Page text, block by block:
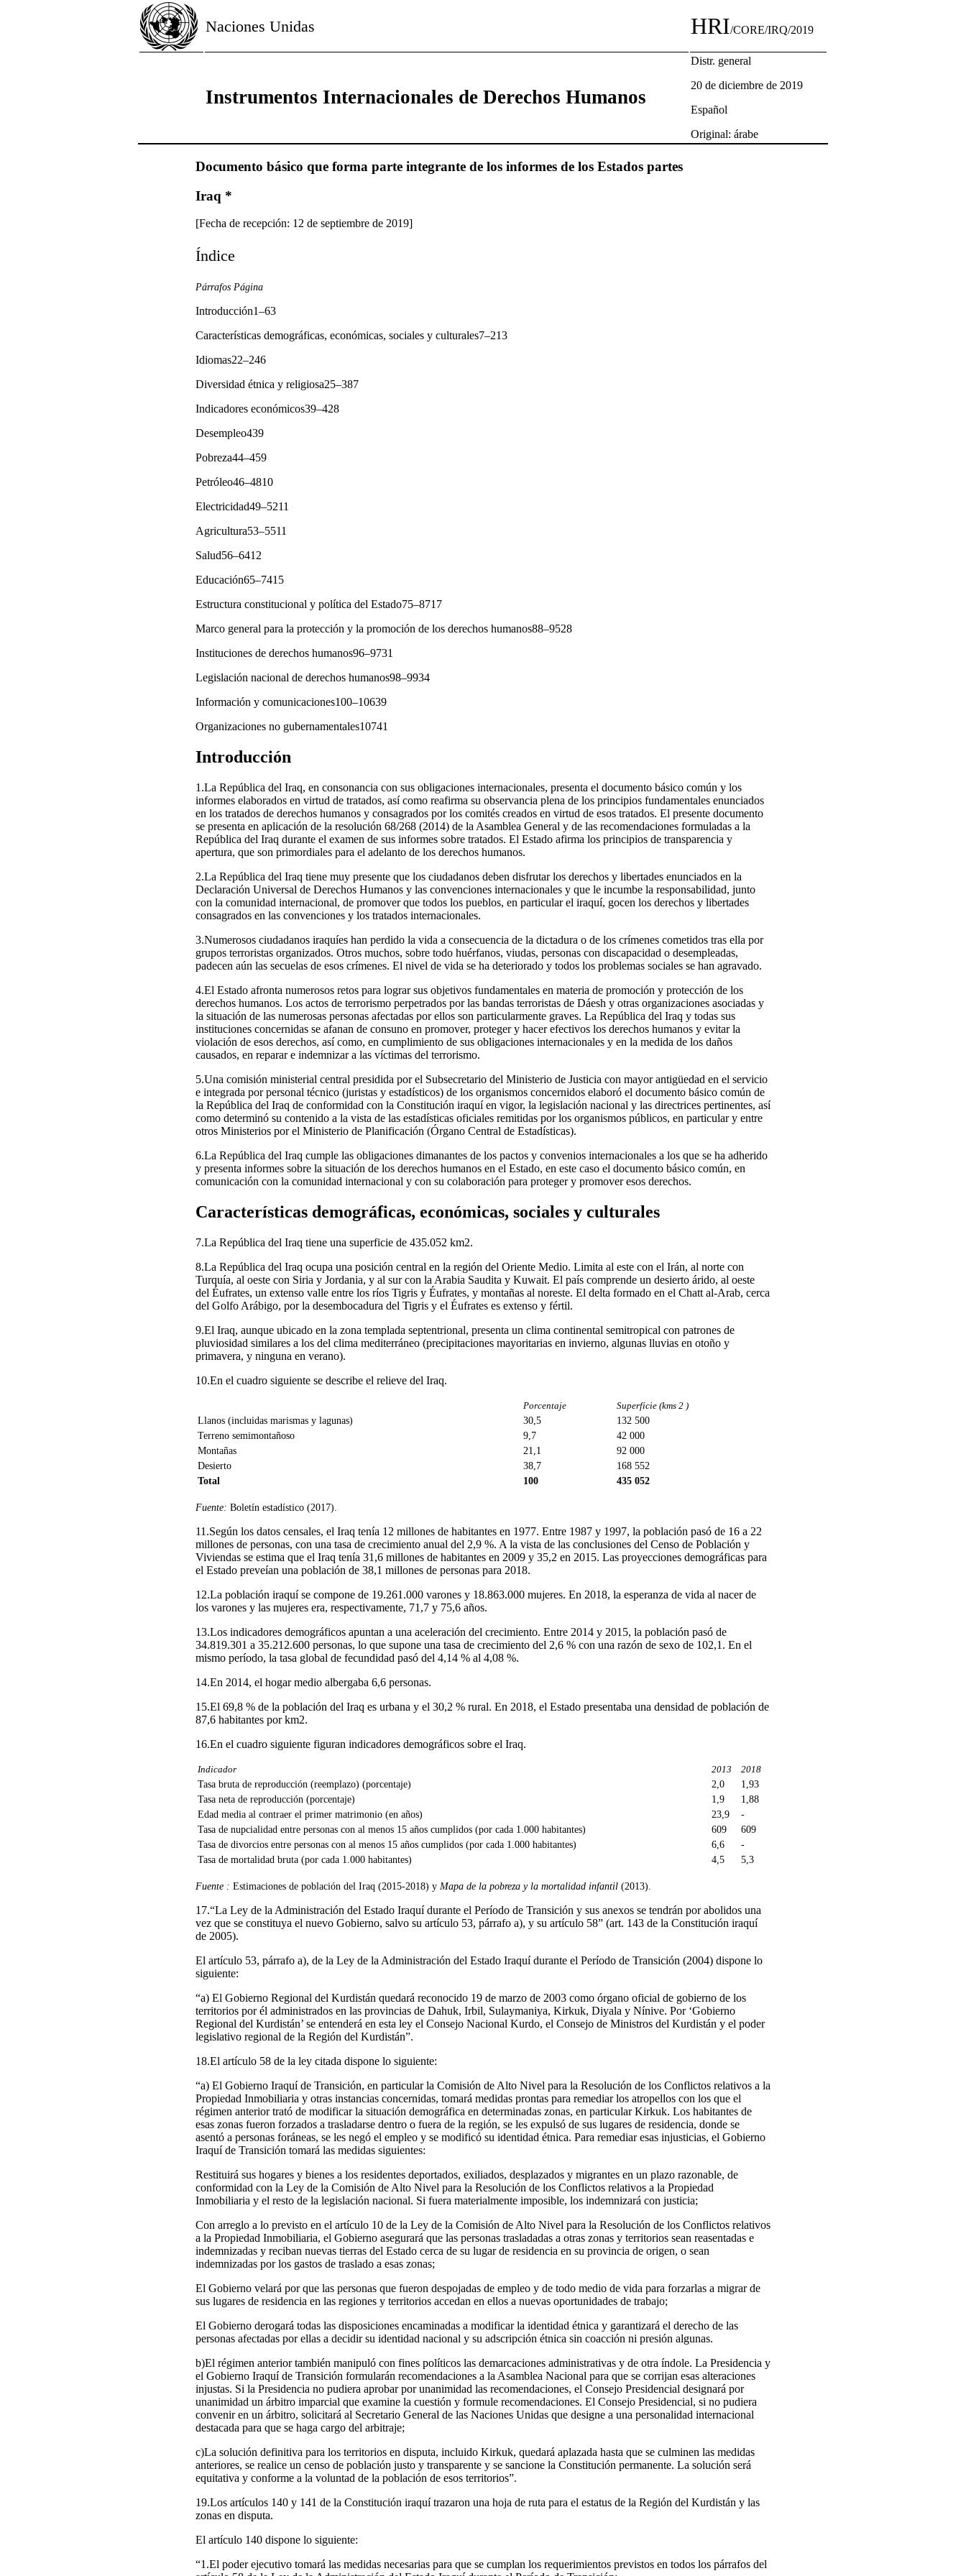
Naciones Unidas HRI/CORE/IRQ/2019
Instrumentos Internacionales de Derechos Humanos
Distr. general
20 de diciembre de 2019
Español
Original: árabe
Documento básico que forma parte integrante de los informes de los Estados partes
Iraq *
[Fecha de recepción: 12 de septiembre de 2019]
Índice
Párrafos Página
Introducción1–63
Características demográficas, económicas, sociales y culturales7–213
Idiomas22–246
Diversidad étnica y religiosa25–387
Indicadores económicos39–428
Desempleo439
Pobreza44–459
Petróleo46–4810
Electricidad49–5211
Agricultura53–5511
Salud56–6412
Educación65–7415
Estructura constitucional y política del Estado75–8717
Marco general para la protección y la promoción de los derechos humanos88–9528
Instituciones de derechos humanos96–9731
Legislación nacional de derechos humanos98–9934
Información y comunicaciones100–10639
Organizaciones no gubernamentales10741
Introducción
1.La República del Iraq, en consonancia con sus obligaciones internacionales, presenta el documento básico común y los
informes elaborados en virtud de tratados, así como reafirma su observancia plena de los principios fundamentales enunciados
en los tratados de derechos humanos y consagrados por los comités creados en virtud de esos tratados. El presente documento
se presenta en aplicación de la resolución 68/268 (2014) de la Asamblea General y de las recomendaciones formuladas a la
República del Iraq durante el examen de sus informes sobre tratados. El Estado afirma los principios de transparencia y
apertura, que son primordiales para el adelanto de los derechos humanos.
2.La República del Iraq tiene muy presente que los ciudadanos deben disfrutar los derechos y libertades enunciados en la
Declaración Universal de Derechos Humanos y las convenciones internacionales y que le incumbe la responsabilidad, junto
con la comunidad internacional, de promover que todos los pueblos, en particular el iraquí, gocen los derechos y libertades
consagrados en las convenciones y los tratados internacionales.
3.Numerosos ciudadanos iraquíes han perdido la vida a consecuencia de la dictadura o de los crímenes cometidos tras ella por
grupos terroristas organizados. Otros muchos, sobre todo huérfanos, viudas, personas con discapacidad o desempleadas,
padecen aún las secuelas de esos crímenes. El nivel de vida se ha deteriorado y todos los problemas sociales se han agravado.
4.El Estado afronta numerosos retos para lograr sus objetivos fundamentales en materia de promoción y protección de los
derechos humanos. Los actos de terrorismo perpetrados por las bandas terroristas de Dáesh y otras organizaciones asociadas y
la situación de las numerosas personas afectadas por ellos son particularmente graves. La República del Iraq y todas sus
instituciones concernidas se afanan de consuno en promover, proteger y hacer efectivos los derechos humanos y evitar la
violación de esos derechos, así como, en cumplimiento de sus obligaciones internacionales y en la medida de los daños
causados, en reparar e indemnizar a las víctimas del terrorismo.
5.Una comisión ministerial central presidida por el Subsecretario del Ministerio de Justicia con mayor antigüedad en el servicio
e integrada por personal técnico (juristas y estadísticos) de los organismos concernidos elaboró el documento básico común de
la República del Iraq de conformidad con la Constitución iraquí en vigor, la legislación nacional y las directrices pertinentes, así
como determinó su contenido a la vista de las estadísticas oficiales remitidas por los organismos públicos, en particular y entre
otros Ministerios por el Ministerio de Planificación (Órgano Central de Estadísticas).
6.La República del Iraq cumple las obligaciones dimanantes de los pactos y convenios internacionales a los que se ha adherido
y presenta informes sobre la situación de los derechos humanos en el Estado, en este caso el documento básico común, en
comunicación con la comunidad internacional y con su colaboración para proteger y promover esos derechos.
Características demográficas, económicas, sociales y culturales
7.La República del Iraq tiene una superficie de 435.052 km2.
8.La República del Iraq ocupa una posición central en la región del Oriente Medio. Limita al este con el Irán, al norte con
Turquía, al oeste con Siria y Jordania, y al sur con la Arabia Saudita y Kuwait. El país comprende un desierto árido, al oeste
del Éufrates, un extenso valle entre los ríos Tigris y Éufrates, y montañas al noreste. El delta formado en el Chatt al-Arab, cerca
del Golfo Arábigo, por la desembocadura del Tigris y el Éufrates es extenso y fértil.
9.El Iraq, aunque ubicado en la zona templada septentrional, presenta un clima continental semitropical con patrones de
pluviosidad similares a los del clima mediterráneo (precipitaciones mayoritarias en invierno, algunas lluvias en otoño y
primavera, y ninguna en verano).
10.En el cuadro siguiente se describe el relieve del Iraq.
Porcentaje Superficie (kms 2 )
Llanos (incluidas marismas y lagunas) 30,5
132 500
Terreno semimontañoso
9,7
42 000
Montañas
21,1
92 000
Desierto
38,7
168 552
Total
100 435 052
Fuente: Boletín estadístico (2017).
11.Según los datos censales, el Iraq tenía 12 millones de habitantes en 1977. Entre 1987 y 1997, la población pasó de 16 a 22
millones de personas, con una tasa de crecimiento anual del 2,9 %. A la vista de las conclusiones del Censo de Población y
Viviendas se estima que el Iraq tenía 31,6 millones de habitantes en 2009 y 35,2 en 2015. Las proyecciones demográficas para
el Estado preveían una población de 38,1 millones de personas para 2018.
12.La población iraquí se compone de 19.261.000 varones y 18.863.000 mujeres. En 2018, la esperanza de vida al nacer de
los varones y las mujeres era, respectivamente, 71,7 y 75,6 años.
13.Los indicadores demográficos apuntan a una aceleración del crecimiento. Entre 2014 y 2015, la población pasó de
34.819.301 a 35.212.600 personas, lo que supone una tasa de crecimiento del 2,6 % con una razón de sexo de 102,1. En el
mismo período, la tasa global de fecundidad pasó del 4,14 % al 4,08 %.
14.En 2014, el hogar medio albergaba 6,6 personas.
15.El 69,8 % de la población del Iraq es urbana y el 30,2 % rural. En 2018, el Estado presentaba una densidad de población de
87,6 habitantes por km2.
16.En el cuadro siguiente figuran indicadores demográficos sobre el Iraq.
Indicador 2013 2018
Tasa bruta de reproducción (reemplazo) (porcentaje) 2,0
1,93
Tasa neta de reproducción (porcentaje)
1,9
1,88
Edad media al contraer el primer matrimonio (en años)
23,9
-
Tasa de nupcialidad entre personas con al menos 15 años cumplidos (por cada 1.000 habitantes)
609
609
Tasa de divorcios entre personas con al menos 15 años cumplidos (por cada 1.000 habitantes)
6,6
-
Tasa de mortalidad bruta (por cada 1.000 habitantes)
4,5 5,3
Fuente : Estimaciones de población del Iraq (2015-2018) y Mapa de la pobreza y la mortalidad infantil (2013).
17.“La Ley de la Administración del Estado Iraquí durante el Período de Transición y sus anexos se tendrán por abolidos una
vez que se constituya el nuevo Gobierno, salvo su artículo 53, párrafo a), y su artículo 58” (art. 143 de la Constitución iraquí
de 2005).
El artículo 53, párrafo a), de la Ley de la Administración del Estado Iraquí durante el Período de Transición (2004) dispone lo
siguiente:
“a) El Gobierno Regional del Kurdistán quedará reconocido 19 de marzo de 2003 como órgano oficial de gobierno de los
territorios por él administrados en las provincias de Dahuk, Irbil, Sulaymaniya, Kirkuk, Diyala y Nínive. Por ‘Gobierno
Regional del Kurdistán’ se entenderá en esta ley el Consejo Nacional Kurdo, el Consejo de Ministros del Kurdistán y el poder
legislativo regional de la Región del Kurdistán”.
18.El artículo 58 de la ley citada dispone lo siguiente:
“a) El Gobierno Iraquí de Transición, en particular la Comisión de Alto Nivel para la Resolución de los Conflictos relativos a la
Propiedad Inmobiliaria y otras instancias concernidas, tomará medidas prontas para remediar los atropellos con los que el
régimen anterior trató de modificar la situación demográfica en determinadas zonas, en particular Kirkuk. Los habitantes de
esas zonas fueron forzados a trasladarse dentro o fuera de la región, se les expulsó de sus lugares de residencia, donde se
asentó a personas foráneas, se les negó el empleo y se modificó su identidad étnica. Para remediar esas injusticias, el Gobierno
Iraquí de Transición tomará las medidas siguientes:
Restituirá sus hogares y bienes a los residentes deportados, exiliados, desplazados y migrantes en un plazo razonable, de
conformidad con la Ley de la Comisión de Alto Nivel para la Resolución de los Conflictos relativos a la Propiedad
Inmobiliaria y el resto de la legislación nacional. Si fuera materialmente imposible, los indemnizará con justicia;
Con arreglo a lo previsto en el artículo 10 de la Ley de la Comisión de Alto Nivel para la Resolución de los Conflictos relativos
a la Propiedad Inmobiliaria, el Gobierno asegurará que las personas trasladadas a otras zonas y territorios sean reasentadas e
indemnizadas y reciban nuevas tierras del Estado cerca de su lugar de residencia en su provincia de origen, o sean
indemnizadas por los gastos de traslado a esas zonas;
El Gobierno velará por que las personas que fueron despojadas de empleo y de todo medio de vida para forzarlas a migrar de
sus lugares de residencia en las regiones y territorios accedan en ellos a nuevas oportunidades de trabajo;
El Gobierno derogará todas las disposiciones encaminadas a modificar la identidad étnica y garantizará el derecho de las
personas afectadas por ellas a decidir su identidad nacional y su adscripción étnica sin coacción ni presión algunas.
b)El régimen anterior también manipuló con fines políticos las demarcaciones administrativas y de otra índole. La Presidencia y
el Gobierno Iraquí de Transición formularán recomendaciones a la Asamblea Nacional para que se corrijan esas alteraciones
injustas. Si la Presidencia no pudiera aprobar por unanimidad las recomendaciones, el Consejo Presidencial designará por
unanimidad un árbitro imparcial que examine la cuestión y formule recomendaciones. El Consejo Presidencial, si no pudiera
convenir en un árbitro, solicitará al Secretario General de las Naciones Unidas que designe a una personalidad internacional
destacada para que se haga cargo del arbitraje;
c)La solución definitiva para los territorios en disputa, incluido Kirkuk, quedará aplazada hasta que se culminen las medidas
anteriores, se realice un censo de población justo y transparente y se sancione la Constitución permanente. La solución será
equitativa y conforme a la voluntad de la población de esos territorios”.
19.Los artículos 140 y 141 de la Constitución iraquí trazaron una hoja de ruta para el estatus de la Región del Kurdistán y las
zonas en disputa.
El artículo 140 dispone lo siguiente:
“1.El poder ejecutivo tomará las medidas necesarias para que se cumplan los requerimientos previstos en todos los párrafos del